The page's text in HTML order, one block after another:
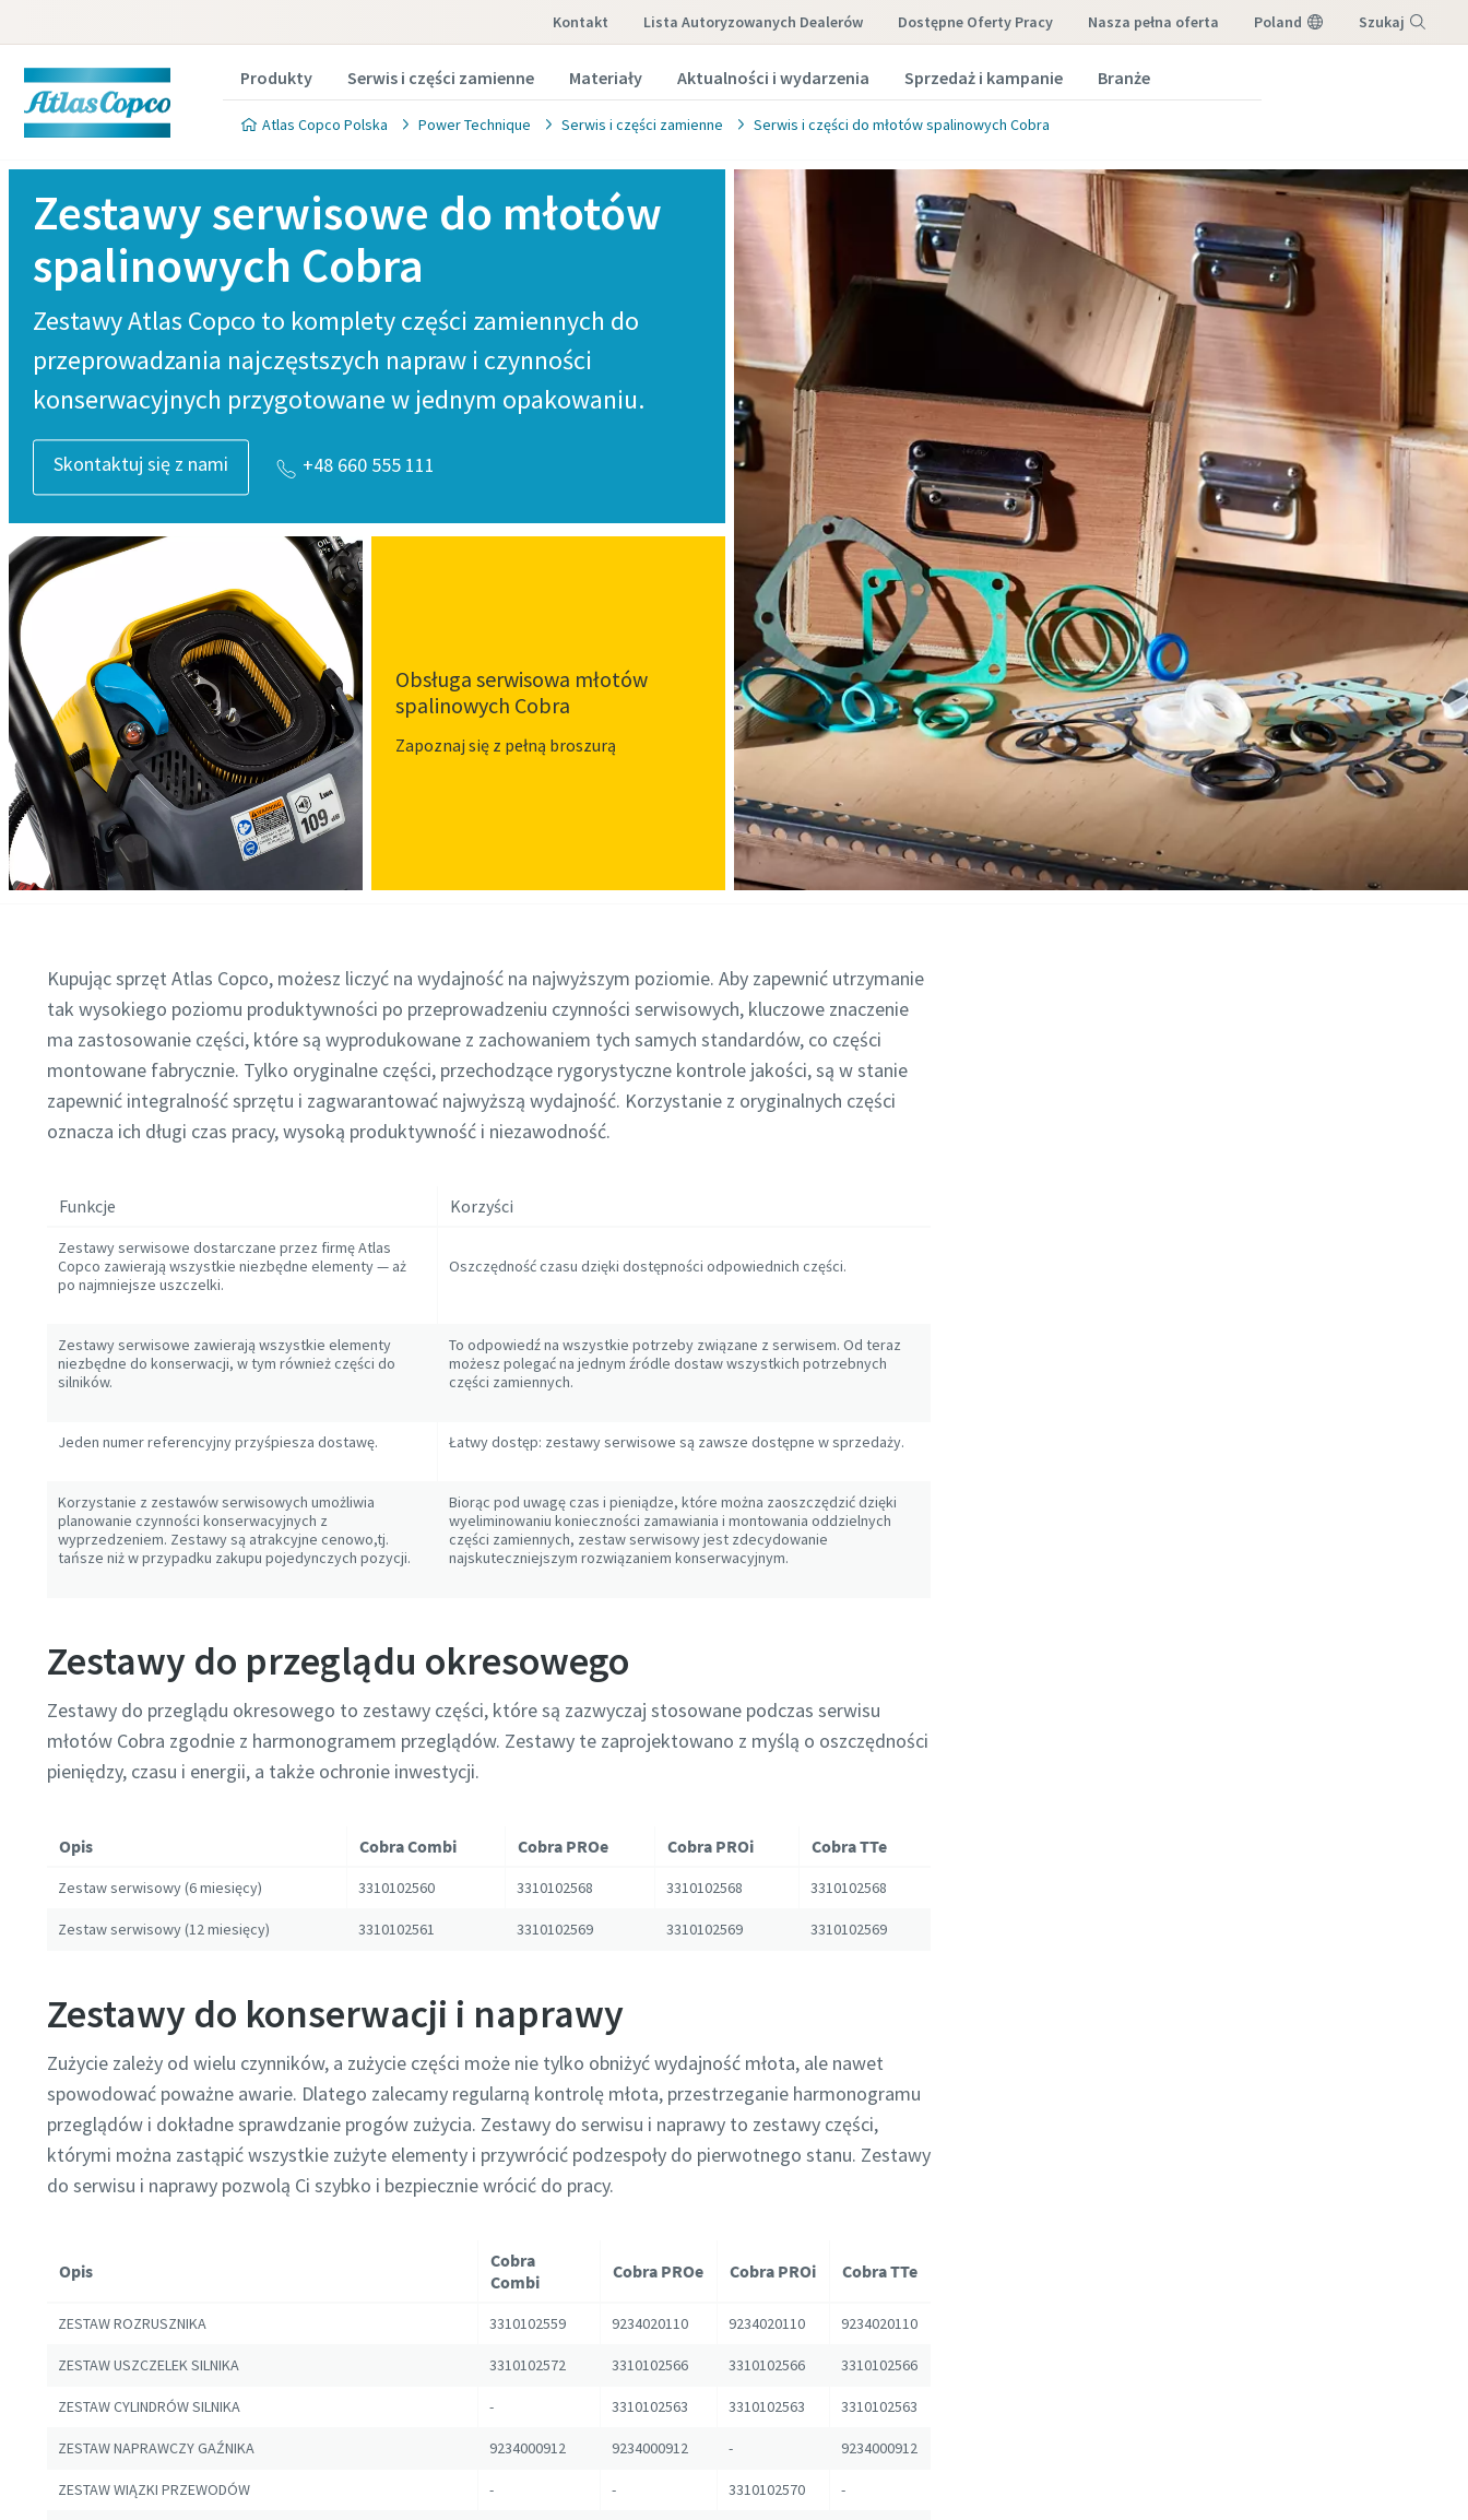
Kontakt Lista Autoryzowanych Dealerów Dostępne Oferty Pracy nasza pełna oferta Poland Szukaj
Produkty Serwis i części zamienne Materiały Aktualności i wydarzenia Sprzedaż i kampanie Branże
Atlas Copco Polska Power Technique Serwis i części zamienne Serwis i części do młotów spalinowych Cobra
Zestawy serwisowe do młotów
spalinowych Cobra
Zestawy Atlas Copco to komplety części zamiennych do
przeprowadzania najczęstszych napraw i czynności
konserwacyjnych przygotowane w jednym opakowaniu.
Skontaktuj się z nami +48 660 555 111
Obsługa serwisowa młotów
spalinowych Cobra
Zapoznaj się z pełną broszurą
Kupując sprzęt Atlas Copco, możesz liczyć na wydajność na najwyższym poziomie. Aby zapewnić utrzymanie
tak wysokiego poziomu produktywności po przeprowadzeniu czynności serwisowych, kluczowe znaczenie
ma zastosowanie części, które są wyprodukowane z zachowaniem tych samych standardów, co części
montowane fabrycznie. Tylko oryginalne części, przechodzące rygorystyczne kontrole jakości, są w stanie
zapewnić integralność sprzętu i zagwarantować najwyższą wydajność. Korzystanie z oryginalnych części
oznacza ich długi czas pracy, wysoką produktywność i niezawodność.
Funkcje Korzyści
Zestawy serwisowe dostarczane przez firmę Atlas
Copco zawierają wszystkie niezbędne elementy — aż
po najmniejsze uszczelki.
Oszczędność czasu dzięki dostępności odpowiednich części.
Zestawy serwisowe zawierają wszystkie elementy
niezbędne do konserwacji, w tym również części do
silników.
To odpowiedź na wszystkie potrzeby związane z serwisem. Od teraz
możesz polegać na jednym źródle dostaw wszystkich potrzebnych
części zamiennych.
Jeden numer referencyjny przyśpiesza dostawę. Łatwy dostęp: zestawy serwisowe są zawsze dostępne w sprzedaży.
Korzystanie z zestawów serwisowych umożliwia
planowanie czynności konserwacyjnych z
wyprzedzeniem. Zestawy są atrakcyjne cenowo,tj.
tańsze niż w przypadku zakupu pojedynczych pozycji.
Biorąc pod uwagę czas i pieniądze, które można zaoszczędzić dzięki
wyeliminowaniu konieczności zamawiania i montowania oddzielnych
części zamiennych, zestaw serwisowy jest zdecydowanie
najskuteczniejszym rozwiązaniem konserwacyjnym.
Zestawy do przeglądu okresowego
Zestawy do przeglądu okresowego to zestawy części, które są zazwyczaj stosowane podczas serwisu
młotów Cobra zgodnie z harmonogramem przeglądów. Zestawy te zaprojektowano z myślą o oszczędności
pieniędzy, czasu i energii, a także ochronie inwestycji.
Opis Cobra Combi Cobra PROe Cobra PROi Cobra TTe
Zestaw serwisowy (6 miesięcy) 3310102560 3310102568 3310102568 3310102568
Zestaw serwisowy (12 miesięcy) 3310102561 3310102569 3310102569 3310102569
Zestawy do konserwacji i naprawy
Zużycie zależy od wielu czynników, a zużycie części może nie tylko obniżyć wydajność młota, ale nawet
spowodować poważne awarie. Dlatego zalecamy regularną kontrolę młota, przestrzeganie harmonogramu
przeglądów i dokładne sprawdzanie progów zużycia. Zestawy do serwisu i naprawy to zestawy części,
którymi można zastąpić wszystkie zużyte elementy i przywrócić podzespoły do pierwotnego stanu. Zestawy
do serwisu i naprawy pozwolą Ci szybko i bezpiecznie wrócić do pracy.
Opis
Cobra
Combi
Cobra PROe Cobra PROi Cobra TTe
ZESTAW ROZRUSZNIKA 3310102559 9234020110 9234020110 9234020110
ZESTAW USZCZELEK SILNIKA 3310102572 3310102566 3310102566 3310102566
ZESTAW CYLINDRÓW SILNIKA - 3310102563 3310102563 3310102563
ZESTAW NAPRAWCZY GAŹNIKA 9234000912 9234000912 - 9234000912
ZESTAW WIĄZKI PRZEWODÓW - - 3310102570 -